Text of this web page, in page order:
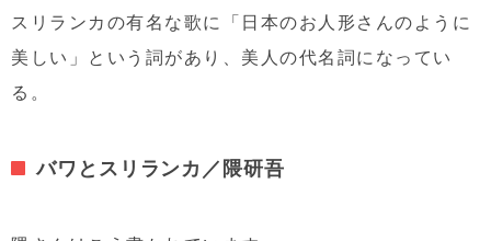
スリランカの有名な歌に「日本のお人形さんのように
美しい」という詞があり、美人の代名詞になってい
る。
バワとスリランカ／隈研吾